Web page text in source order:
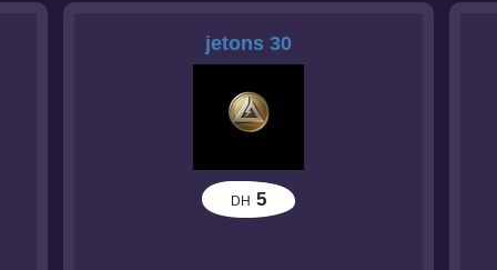
30 jetons
5
DH